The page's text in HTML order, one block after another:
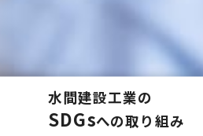
水間建設工業の
SDGsへの取り組み